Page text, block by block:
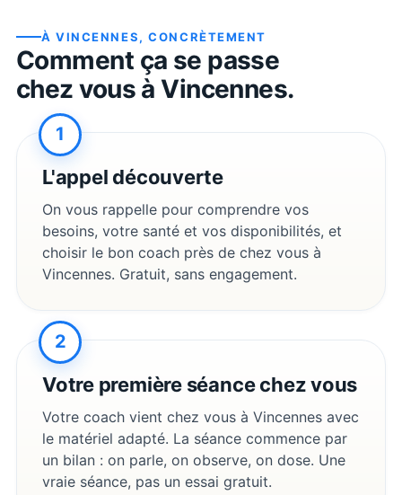
ÀVINCENNES, CONCRÈTEMENT
Comment ça se passe
chez vous àVincennes.
1
L'appel découverte
On vous rappelle pour comprendre vos
besoins, votre santé et vos disponibilités, et
choisir le bon coach près de chez vous à
Vincennes. Gratuit, sans engagement.
2
Votre première séance chez vous
Votre coach vient chez vous à Vincennes avec
le matériel adapté. La séance commence par
un bilan : on parle, on observe, on dose. Une
vraie séance, pas un essai gratuit.